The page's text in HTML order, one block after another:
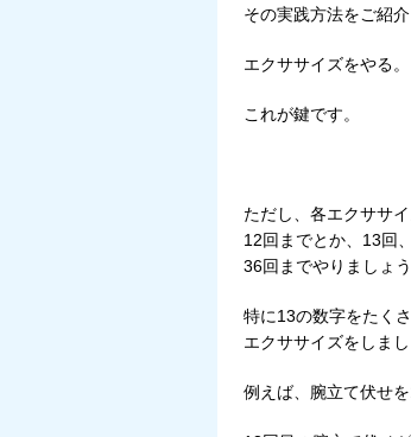
その実践方法をご紹介
エクササイズをやる。
これが鍵です。
ただし、各エクササ
12回までとか、13回
36回までやりましょう
特に13の数字をたく
エクササイズをしまし
例えば、腕立て伏せを